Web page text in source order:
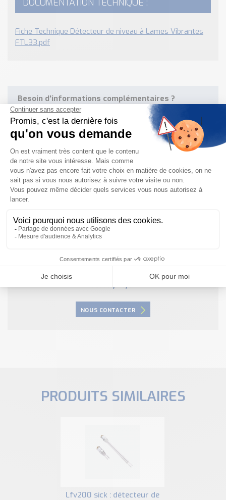
DOCUMENTATION TECHNIQUE :
Fiche Technique Détecteur de niveau à Lames Vibrantes
FTL33.pdf
Besoin d'informations complémentaires ?
NOUS CONTACTER
produit ?
Nous sommes à votre disposition pour définir
NOUS CONTACTER
PRODUITS SIMILAIRES
lfv200 sick : détecteur de